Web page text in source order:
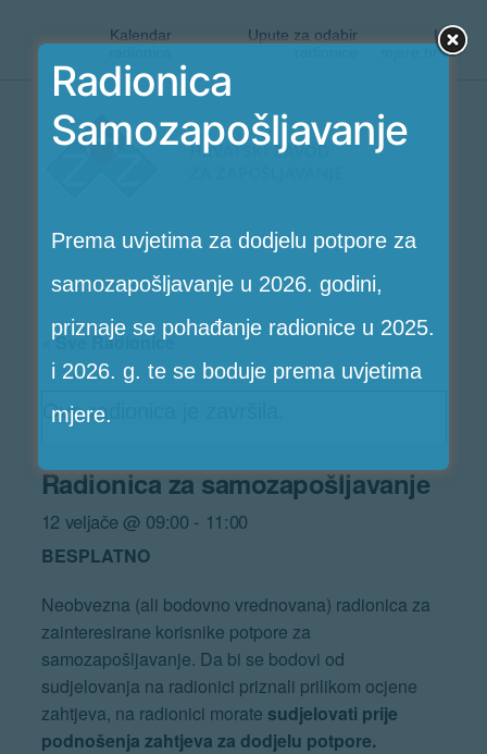
Kalendar
Upute za odabir
|
mjere.hr
Preskoči
Radionice
« Sve Radionice
Ova radionica je završila.
Radionica za samozapošljavanje
12 veljače @ 09:00 - 11:00
BESPLATNO
Neobvezna (ali bodovno vrednovana) radionica za
zainteresirane korisnike potpore za
samozapošljavanje. Da bi se bodovi od
sudjelovanja na radionici priznali prilikom ocjene
zahtjeva, na radionici morate sudjelovati prije
podnošenja zahtjeva za dodjelu potpore.
Radionica
Samozapošljavanje
Prema uvjetima za dodjelu potpore za
samozapošljavanje u 2026. godini,
priznaje se pohađanje radionice u 2025.
i 2026. g. te se boduje prema uvjetima
mjere.